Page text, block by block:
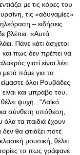
με τις κόρες του
τις «αδυναμίες»
– ειδήσεις
βλέπει. «Αυτά
Πάνε κάτι άσχετοι
και πως δεν πρέπει να
γιατί είναι λέει
πάμε για τα
όλοι Ρουβάδες
και μπράβο του.
θέλει ψυχή..."Λαϊκό
σύνθετη υπόθεση,
τα παιδιά έχουν
θα φτιάξει ποτέ
μουσική, θέλει
το πως γράφανε